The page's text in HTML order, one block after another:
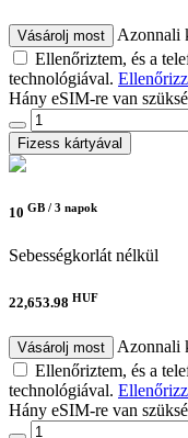
Vásárolj most
Azonnali
Ellenőriztem, és a
technológiával.
Hány eSIM-re van
Fizess kártyával
10 GB / 3 napok
Sebességkorlát nélkül
22,653.98 HUF
Vásárolj most
Azonnali
Ellenőriztem, és a
technológiával.
Hány eSIM-re van